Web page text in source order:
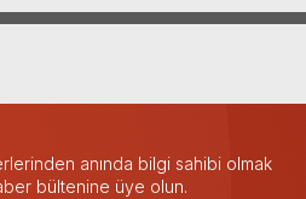
anında bilgi sahibi olmak
bültenine üye olun.